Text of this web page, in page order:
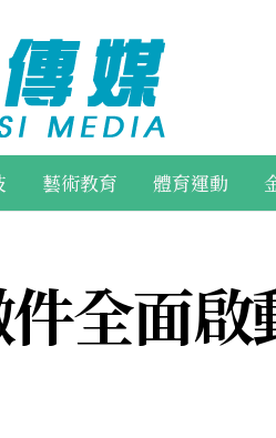
藝術教育 體育運動
全面啟